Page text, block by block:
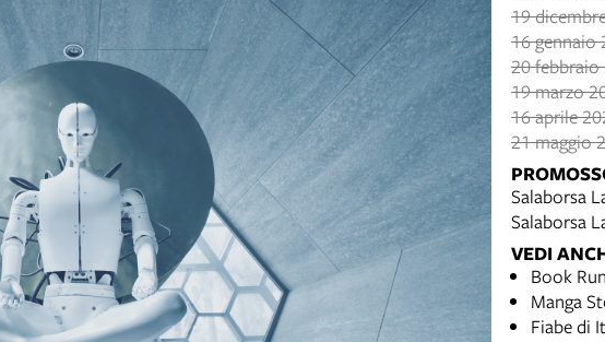
19
16 gennaio
20
19 marzo
16 aprile
21 maggio
Salaborsa
Salaborsa
VEDI
Book
Manga
Fiabe di